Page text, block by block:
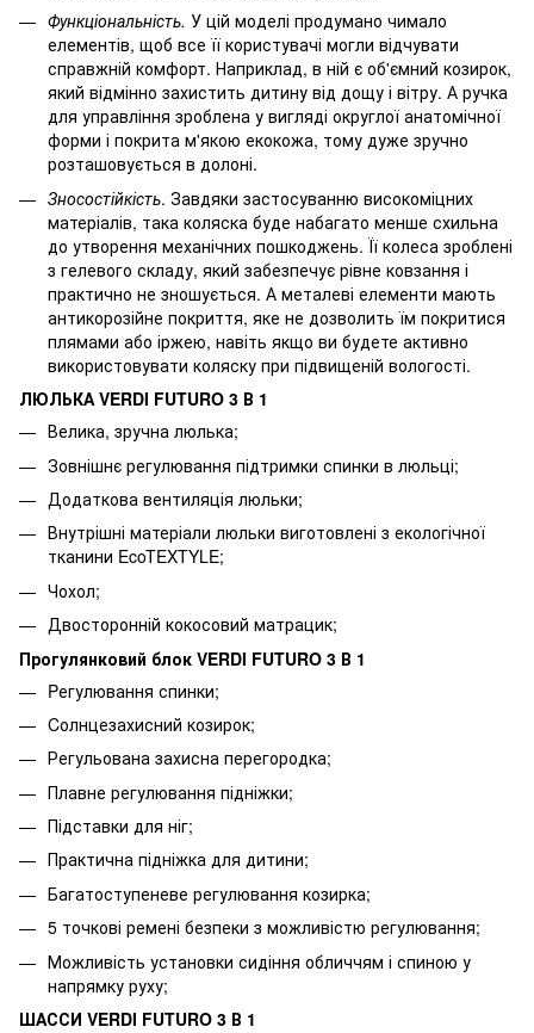
Функціональність. У цій моделі продумано чимало
елементів, щоб все її користувачі могли відчувати
справжній комфорт. Наприклад, в ній є об'ємний козирок,
який відмінно захистить дитину від дощу і вітру. А ручка
для управління зроблена у вигляді округлої анатомічної
форми і покрита м'якою екокожа, тому дуже зручно
розташовується в долоні.
Зносостійкість. Завдяки застосуванню високоміцних
матеріалів, така коляска буде набагато менше схильна
до утворення механічних пошкоджень. Її колеса зроблені
з гелевого складу, який забезпечує рівне ковзання і
практично не зношується. А металеві елементи мають
антикорозійне покриття, яке не дозволить їм покритися
плямами або іржею, навіть якщо ви будете активно
використовувати коляску при підвищеній вологості.
ЛЮЛЬКА VERDI FUTURO 3 В 1
Велика, зручна люлька;
Зовнішнє регулювання підтримки спинки в люльці;
Додаткова вентиляція люльки;
Внутрішні матеріали люльки виготовлені з екологічної
тканини EcoTEXTYLE;
Чохол;
Двосторонній кокосовий матрацик;
Прогулянковий блок VERDI FUTURO 3 В 1
Pегулювання спинки;
Cолнцезахисний козирок;
Регульована захисна перегородка;
Плавне регулювання підніжки;
Підставки для ніг;
Практична підніжка для дитини;
Багатоступеневе регулювання козирка;
5 точкові ремені безпеки з можливістю регулювання;
Можливість установки сидіння обличчям і спиною у
напрямку руху;
ШАССИ VERDI FUTURO 3 В 1